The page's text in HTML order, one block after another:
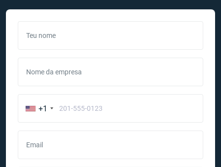
Teu nome
Nome da empresa
+1
Email